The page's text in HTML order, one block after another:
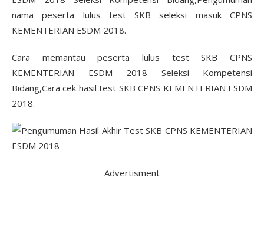
nama peserta lulus test SKB seleksi masuk CPNS
KEMENTERIAN ESDM 2018.
Cara memantau peserta lulus test SKB CPNS
KEMENTERIAN ESDM 2018 Seleksi Kompetensi
Bidang,Cara cek hasil test SKB CPNS KEMENTERIAN ESDM
2018.
Advertisment